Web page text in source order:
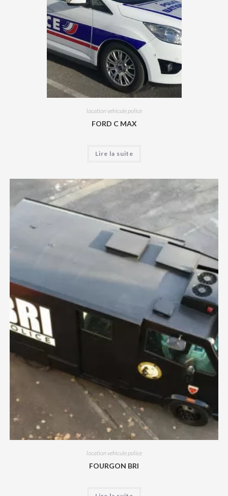
location vehicule police
FORD C MAX
Lire la suite
location vehicule police
FOURGON BRI